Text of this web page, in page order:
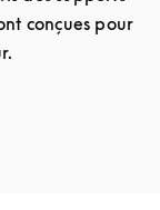
conçues pour